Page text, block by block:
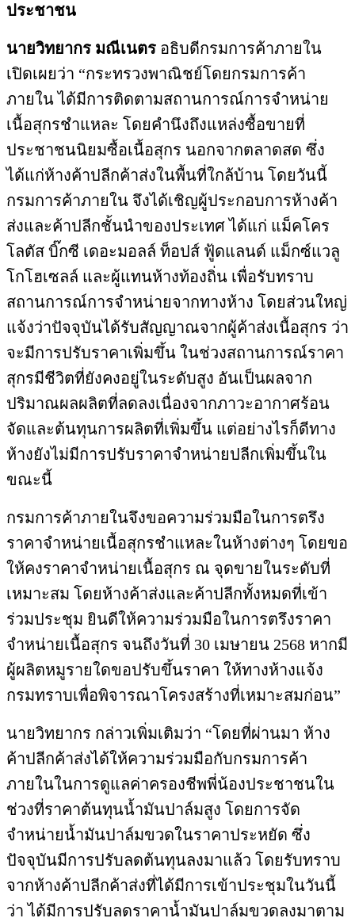
ประชาชน
นายวิทยากร มณีเนตร อธิบดีกรมการค้าภายใน
เปิดเผยว่า “กระทรวงพาณิชย์โดยกรมการค้า
ภายใน ได้มีการติดตามสถานการณ์การจำหน่าย
เนื้อสุกรชำแหละ โดยคำนึงถึงแหล่งซื้อขายที่
ประชาชนนิยมซื้อเนื้อสุกร นอกจากตลาดสด ซึ่ง
ได้แก่ห้างค้าปลีกค้าส่งในพื้นที่ใกล้บ้าน โดยวันนี้
กรมการค้าภายใน จึงได้เชิญผู้ประกอบการห้างค้า
ส่งและค้าปลีกชั้นนำของประเทศ ได้แก่ แม็คโคร
โลตัส บิ๊กซี เดอะมอลล์ ท็อปส์ ฟู้ดแลนด์ แม็กซ์แวลู
โกโฮเซลล์ และผู้แทนห้างท้องถิ่น เพื่อรับทราบ
สถานการณ์การจำหน่ายจากทางห้าง โดยส่วนใหญ่
แจ้งว่าปัจจุบันได้รับสัญญาณจากผู้ค้าส่งเนื้อสุกร ว่า
จะมีการปรับราคาเพิ่มขึ้น ในช่วงสถานการณ์ราคา
สุกรมีชีวิตที่ยังคงอยู่ในระดับสูง อันเป็นผลจาก
ปริมาณผลผลิตที่ลดลงเนื่องจากภาวะอากาศร้อน
จัดและต้นทุนการผลิตที่เพิ่มขึ้น แต่อย่างไรก็ดีทาง
ห้างยังไม่มีการปรับราคาจำหน่ายปลีกเพิ่มขึ้นใน
ขณะนี้
กรมการค้าภายในจึงขอความร่วมมือในการตรึง
ราคาจำหน่ายเนื้อสุกรชำแหละในห้างต่างๆ โดยขอ
ให้คงราคาจำหน่ายเนื้อสุกร ณ จุดขายในระดับที่
เหมาะสม โดยห้างค้าส่งและค้าปลีกทั้งหมดที่เข้า
ร่วมประชุม ยินดีให้ความร่วมมือในการตรึงราคา
จำหน่ายเนื้อสุกร จนถึงวันที่ 30 เมษายน 2568 หากมี
ผู้ผลิตหมูรายใดขอปรับขึ้นราคา ให้ทางห้างแจ้ง
กรมทราบเพื่อพิจารณาโครงสร้างที่เหมาะสมก่อน”
นายวิทยากร กล่าวเพิ่มเติมว่า “โดยที่ผ่านมา ห้าง
ค้าปลีกค้าส่งได้ให้ความร่วมมือกับกรมการค้า
ภายในในการดูแลค่าครองชีพพี่น้องประชาชนใน
ช่วงที่ราคาต้นทุนน้ำมันปาล์มสูง โดยการจัด
จำหน่ายน้ำมันปาล์มขวดในราคาประหยัด ซึ่ง
ปัจจุบันมีการปรับลดต้นทุนลงมาแล้ว โดยรับทราบ
จากห้างค้าปลีกค้าส่งที่ได้มีการเข้าประชุมในวันนี้
ว่า ได้มีการปรับลดราคาน้ำมันปาล์มขวดลงมาตาม